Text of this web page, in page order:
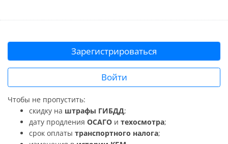
Зарегистрироваться
Войти
Чтобы не пропустить:
скидку на штрафы ГИБДД;
дату продления ОСАГО и техосмотра;
срок оплаты транспортного налога;